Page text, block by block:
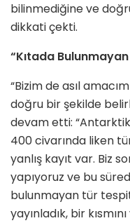
bilinmediğine ve
dikkati çekti.
“Kıtada
“Bizim de asıl
doğru bir şekilde
devam etti:
400 civarında liken
yanlış kayıt var. Biz
yapıyoruz ve bu
bulunmayan tür tespit
yayınladık, bir